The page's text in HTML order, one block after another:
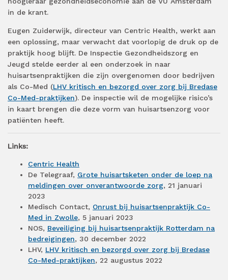
in de krant.
Eugen Zuiderwijk, directeur van Centric Health, werkt aan
een oplossing, maar verwacht dat voorlopig de druk op de
praktijk hoog blijft. De Inspectie Gezondheidszorg en
Jeugd stelde eerder al een onderzoek in naar
huisartsenpraktijken die zijn overgenomen door bedrijven
als Co-Med (LHV kritisch en bezorgd over zorg bij Bredase
Co-Med-praktijken). De inspectie wil de mogelijke risico’s
in kaart brengen die deze vorm van huisartsenzorg voor
patiënten heeft.
Links:
Centric Health
De Telegraaf, Grote huisartsketen onder de loep na
meldingen over onverantwoorde zorg, 21 januari
2023
Medisch Contact, Onrust bij huisartsenpraktijk Co-
Med in Zwolle, 5 januari 2023
NOS, Beveiliging bij huisartsenpraktijk Rotterdam na
bedreigingen, 30 december 2022
LHV, LHV kritisch en bezorgd over zorg bij Bredase
Co-Med-praktijken, 22 augustus 2022